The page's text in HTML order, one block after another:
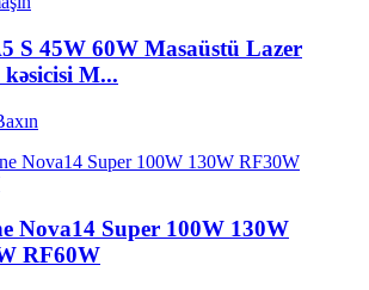
S 45W 60W Masaüstü Lazer
M...
Nova14 Super 100W 130W
RF60W